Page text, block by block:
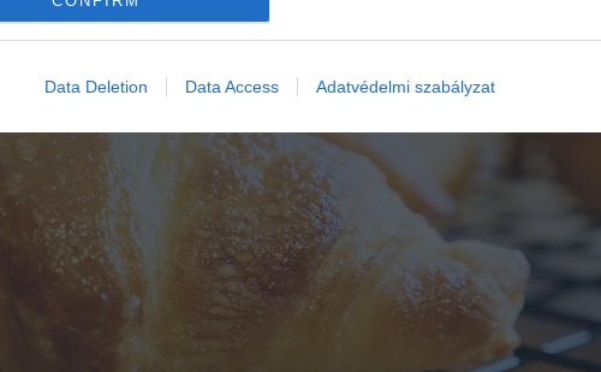
Data Deletion Data Access Adatvédelmi szabályzat